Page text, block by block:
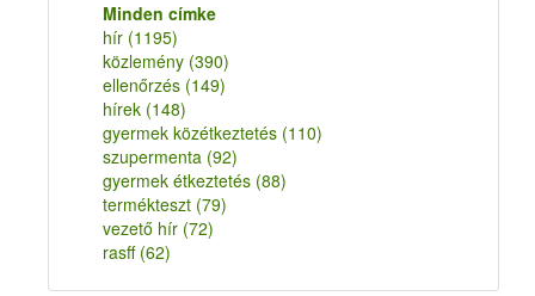
Minden címke
hír (1195)
közlemény (390)
ellenőrzés (149)
hírek (148)
gyermek közétkeztetés (110)
szupermenta (92)
gyermek étkeztetés (88)
termékteszt (79)
vezető hír (72)
rasff (62)